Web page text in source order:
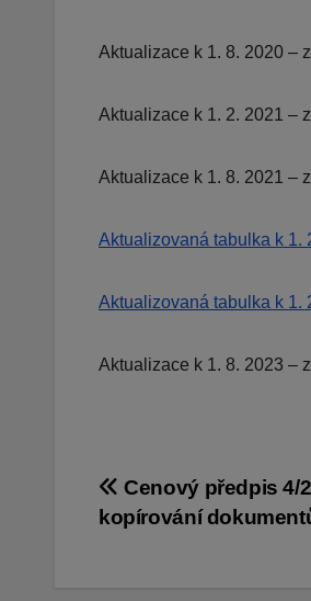
Aktualizace k 1. 8. 2020 –
Aktualizace k 1. 2. 2021 –
Aktualizace k 1. 8. 2021 –
Aktualizovaná tabulka k 1.
Aktualizovaná tabulka k 1.
Aktualizace k 1. 8. 2023 –
Navigace
pro
Cenový předpis 4/
kopírování